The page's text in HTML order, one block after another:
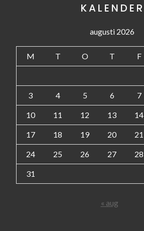
KALENDER
augusti 2026
M T O T F
3 4 5 6 7
10 11 12 13 14
17 18 19 20 21
24 25 26 27 28
31
« aug